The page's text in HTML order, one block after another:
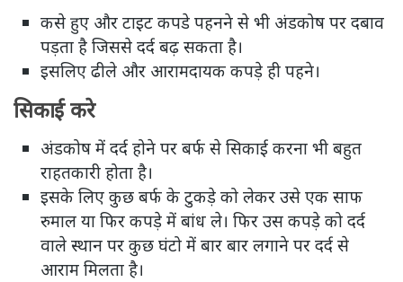
कसे हुए और टाइट कपडे पहनने से भी अंडकोष पर दबाव
पड़ता है जिससे दर्द बढ़ सकता है।
इसलिए ढीले और आरामदायक कपड़े ही पहने।
सिकाई करे
अंडकोष में दर्द होने पर बर्फ से सिकाई करना भी बहुत
राहतकारी होता है।
इसके लिए कुछ बर्फ के टुकड़े को लेकर उसे एक साफ
रुमाल या फिर कपड़े में बांध ले। फिर उस कपड़े को दर्द
वाले स्थान पर कुछ घंटो में बार बार लगाने पर दर्द से
आराम मिलता है।